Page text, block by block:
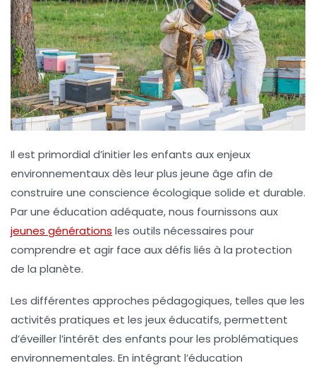
Il est primordial d’initier les enfants auxenjeux
environnementauxdès leur plus jeune âge afin de
construire une conscience écologique solide et durable.
Par une éducation adéquate, nous fournissons aux
jeunes générations les outils nécessaires pour
comprendre et agir face aux défis liés à la protection
de la planète.
Les différentes approches pédagogiques, telles que les
activités pratiques et les jeux éducatifs, permettent
d’éveiller l’intérêt des enfants pour les problématiques
environnementales. En intégrant l’éducation